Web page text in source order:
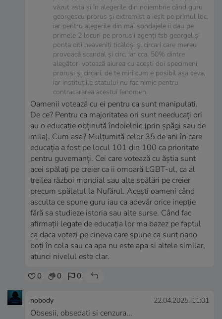
văzut asta și în alegerile din noiembrie când guru
georgescu prorus și extremist a ieșit pe primul loc,
iar pentru alegerile din mai sondajele ii dau pe
primele 2 locuri pe prorusii agenți fsb georgel și
ponta doi neaveniți ticăloși și circari care mereu
provoacă scandal și circ, iar cca. 50% dintre
alegători votează aiurea cu acești doi specimeni,
prorusi și circari, de te miri cum e posibil așa ceva,
iar instituțiile statului nu fac nimic pentru
contracararea acestui fenomen.
Oamenii votează cu ei pentru ca sunt manipulati.
De ce? Pentru ca majoritatea ori sunt needucați ori
au o educație obținută îndoielnic (prin șpăgi sau de
mila). Cum asa? Mulțumită celor 35 de ani în care
educația a fost pe locul 101 din 100 ca prioritate
pentru guvernanți. Cei care votează cu ăștia sunt
acei spălați pe creier ca ii omoară LGBT-ul, ca al
treilea război mondial sau alte spălări pe creier
precum spălatul la Nufărul. Acești oameni când
asculta ce spune guru iau ca adevăr orice inepție
fără sa studieze istoria sau alte surse. Când fac
afirmații legate de educația lor ma bazez pe faptul
ca daca votezi pe cineva care spune ca sunt nano
boți în cola sau ca apa nu este apa si altele similar,
atunci nivelul este clar.
0 0 0
nobody 22.04.2025, 11:01
Obsesii, obsedati si cenzura...